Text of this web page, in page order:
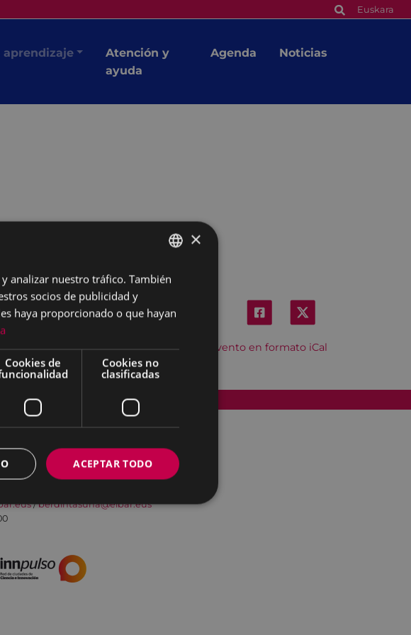
Euskara
aprendizaje
Atención y
ayuda
Agenda Noticias
Descargar el evento en formato iCal
Contacto Accesibilidad
/berdintasuna@eibar.eus
BASQUE
×
analizar nuestro tráfico. También
socios de publicidad y
haya proporcionado o que hayan
Cookies de
Cookies no
clasificadas
ACEPTAR TODO